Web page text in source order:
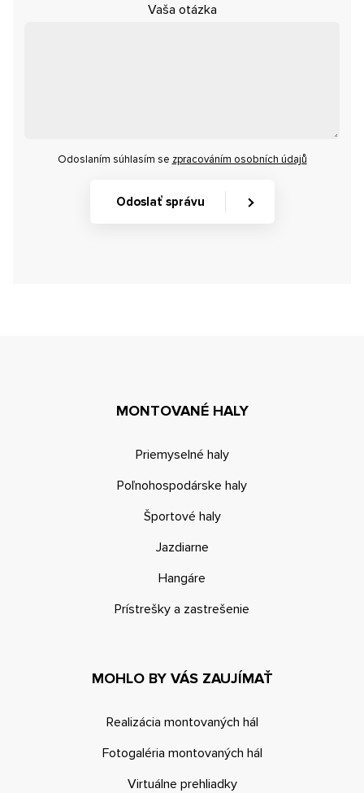
Vaša otázka
Odoslaním súhlasím se zpracováním osobních údajů
Odoslať správu
MONTOVANÉ HALY
Priemyselné haly
Poľnohospodárske haly
Športové haly
Jazdiarne
Hangáre
Prístrešky a zastrešenie
MOHLO BY VÁS ZAUJÍMAŤ
Realizácia montovaných hál
Fotogaléria montovaných hál
Virtuálne prehliadky